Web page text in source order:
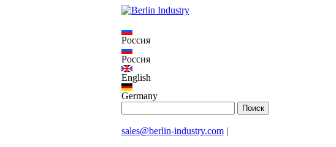
Россия
Россия
English
Germany
sales@berlin-industry.com|